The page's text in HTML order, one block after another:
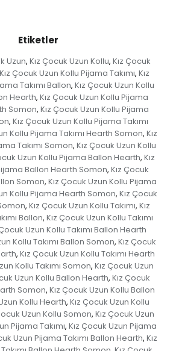
Etiketler
Uzun, Kız Çocuk Uzun Kollu, Kız Çocuk
Kız Çocuk Uzun Kollu Pijama Takımı, Kız
Takımı Ballon, Kız Çocuk Uzun Kollu
Hearth, Kız Çocuk Uzun Kollu Pijama
Somon, Kız Çocuk Uzun Kollu Pijama
, Kız Çocuk Uzun Kollu Pijama Takımı
Kollu Pijama Takımı Hearth Somon, Kız
Takımı Somon, Kız Çocuk Uzun Kollu
Uzun Kollu Pijama Ballon Hearth, Kız
Ballon Hearth Somon, Kız Çocuk
Somon, Kız Çocuk Uzun Kollu Pijama
Kollu Pijama Hearth Somon, Kız Çocuk
, Kız Çocuk Uzun Kollu Takımı, Kız
Ballon, Kız Çocuk Uzun Kollu Takımı
Uzun Kollu Takımı Ballon Hearth
Kollu Takımı Ballon Somon, Kız Çocuk
, Kız Çocuk Uzun Kollu Takımı Hearth
Kollu Takımı Somon, Kız Çocuk Uzun
Uzun Kollu Ballon Hearth, Kız Çocuk
Somon, Kız Çocuk Uzun Kollu Ballon
Kollu Hearth, Kız Çocuk Uzun Kollu
Uzun Kollu Somon, Kız Çocuk Uzun
Pijama Takımı, Kız Çocuk Uzun Pijama
Uzun Pijama Takımı Ballon Hearth, Kız